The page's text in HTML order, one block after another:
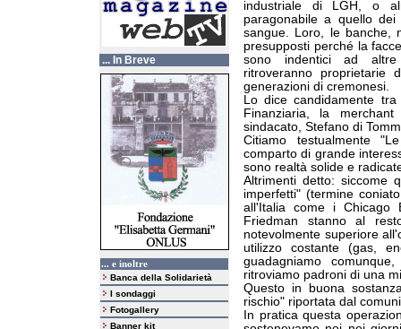
... In Breve
... e inoltre
Banca della Solidarietà
I sondaggi
Fotogallery
Banner kit
industriale di LGH, o
paragonabile a quello
sangue. Loro, le banche,
presupposti perché la
sono indentici ad altre
ritroveranno proprietarie
generazioni di cremonesi.
Lo dice candidamente
Finanziaria, la
sindacato, Stefano di
Citiamo testualmente
comparto di grande
sono realtà solide e
Altrimenti detto: siccome
imperfetti" (termine
all'Italia come i Chicago
Friedman stanno al
notevolmente superiore
utilizzo costante (gas,
guadagniamo
ritroviamo padroni di una
Questo in buona
rischio" riportata dal
In pratica questa